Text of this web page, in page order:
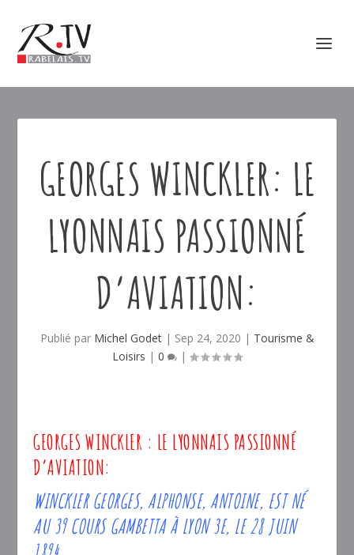
GEORGES WINCKLER: LE
LYONNAIS PASSIONNÉ
D’AVIATION:
Publié par Michel Godet| Sep 24, 2020 | Tourisme &
Loisirs | 0 |
GEORGES WINCKLER : LE LYONNAIS PASSIONNÉ
D’AVIATION:
WINCKLER GEORGES, ALPHONSE, ANTOINE, EST NÉ
AU 39 COURS GAMBETTA À LYON 3E, LE 28 JUIN